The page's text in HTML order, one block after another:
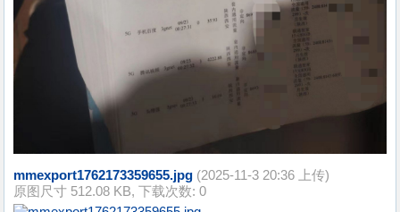
mmexport1762173359655.jpg (2025-11-3 20:36 上传)
原图尺寸 512.08 KB, 下载次数: 0